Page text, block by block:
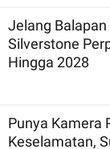
Jelang Balapan
Silverstone
Hingga 2028
Punya Kamera
Keselamatan,